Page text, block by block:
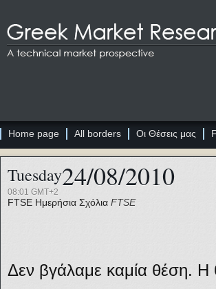
Home page All borders Οι Θέσεις μας
Tuesday24/08/2010
08:01 GMT+2
FTSE Ημερήσια Σχόλια FTSE
Δεν βγάλαμε καμία θέση. Η